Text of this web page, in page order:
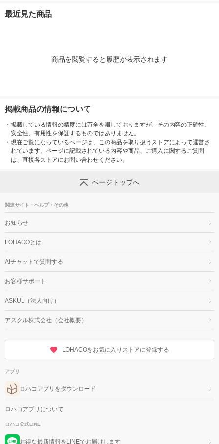
最近見た商品
商品を閲覧すると履歴が表示されます
掲載商品の情報について
・ 掲載している情報の精度には万全を期しておりますが、その内容の正確性、
安全性、有用性を保証するものではありません。
・ 現在ご覧になっているページは、この商品を取り扱うストアによって運営さ
れています。ページに記載されている内容や商品、ご購入に関するご質問
は、直接各ストアにお問い合わせください。
ページトップへ
関連サイト・ヘルプ・その他
お知らせ
LOHACOとは
AIチャットで質問する
お客様サポート
ASKUL（法人向け）
アスクル株式会社（会社概要）
LOHACOをお気に入りストアに登録する
アプリ
ロハコアプリをダウンロード
ロハコアプリについて
ロハコ公式LINE
お得な最新情報をLINEでお届けします